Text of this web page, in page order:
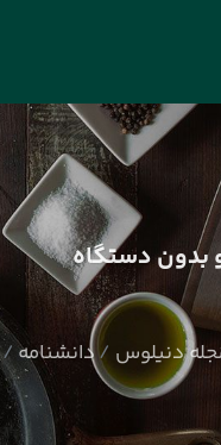
بدون دستگاه
دنیلوس دانشنامه